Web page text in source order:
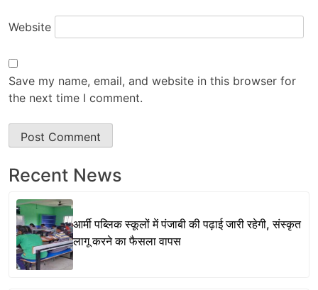
Website
Save my name, email, and website in this browser for
the next time I comment.
Recent News
आर्मी पब्लिक स्कूलों में पंजाबी की पढ़ाई जारी रहेगी, संस्कृत
लागू करने का फैसला वापस